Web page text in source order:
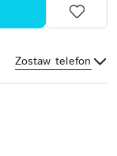
Zostaw telefon